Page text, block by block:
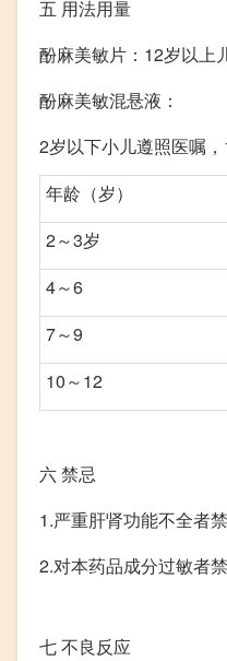
五 用法用量
酚麻美敏片：12岁以上
酚麻美敏混悬液：
2岁以下小儿遵照医嘱
年龄（岁）
2～3岁
4～6
7～9
10～12
六禁忌
1.严重肝肾功能不全者禁
2.对本药品成分过敏者禁
七不良反应